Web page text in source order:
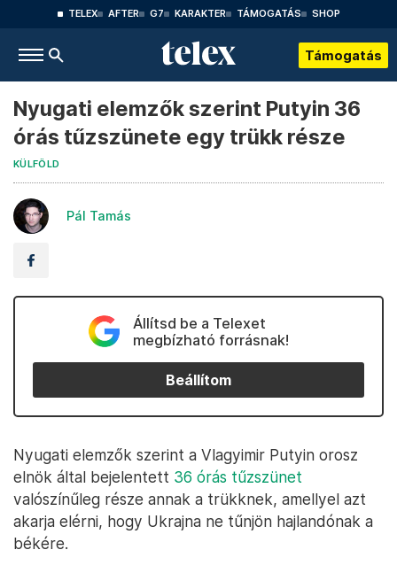
TELEX AFTER G7 KARAKTER TÁMOGATÁS SHOP
Támogatás
Nyugati elemzők szerint Putyin 36
órás tűzszünete egy trükk része
KÜLFÖLD
Pál Tamás
Állítsd be a Telexet
megbízható forrásnak!
Beállítom
Nyugati elemzők szerint a Vlagyimir Putyin orosz
elnök által bejelentett 36 órás tűzszünet
valószínűleg része annak a trükknek, amellyel azt
akarja elérni, hogy Ukrajna ne tűnjön hajlandónak a
békére.